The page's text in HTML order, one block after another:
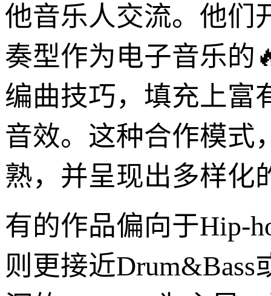
他音乐人交流。他们
奏型作为电子音乐的
编曲技巧，填充上富
音效。这种合作模式
熟，并呈现出多样化
有的作品偏向于Hip-
则更接近Drum&Bass